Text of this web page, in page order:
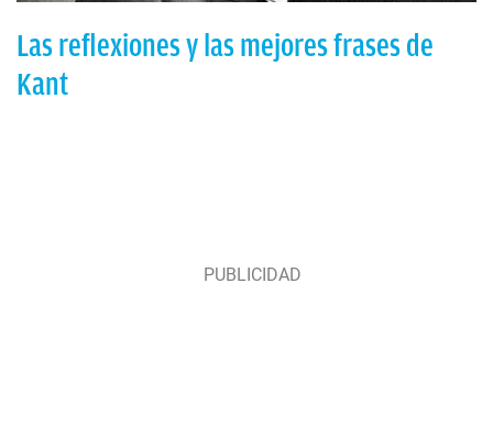
Las reflexiones y las mejores frases de
Kant